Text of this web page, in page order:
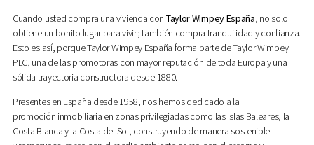
Cuando usted compra una vivienda con Taylor Wimpey España , no solo
obtiene un bonito lugar para vivir; también compra tranquilidad y confianza.
Esto es así, porque Taylor Wimpey España forma parte de Taylor Wimpey
PLC, una de las promotoras con mayor reputación de toda Europa y una
sólida trayectoria constructora desde 1880.
Presentes en España desde 1958, nos hemos dedicado a la
promoción inmobiliaria en zonas privilegiadas como las Islas Baleares, la
Costa Blanca y la Costa del Sol; construyendo de manera sostenible